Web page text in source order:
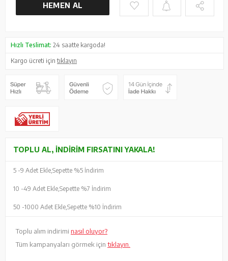
HEMEN AL
Hızlı Teslimat: 24 saatte kargoda!
Kargo ücreti içintıklayın
TOPLU AL, İNDIRIM FIRSATINI YAKALA!
5 -9 Adet Ekle, Sepette %5 İndirim
10 -49 Adet Ekle, Sepette %7 İndirim
50 -1000 Adet Ekle, Sepette %10 İndirim
Toplu alım indirimi nasıl oluyor?
Tüm kampanyaları görmek için tıklayın.